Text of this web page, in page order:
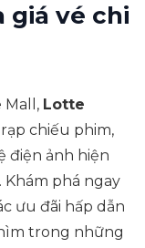
giá vé chi
Mall, Lotte
chiếu phim,
điện ảnh hiện
Khám phá ngay
ưu đãi hấp dẫn
trong những